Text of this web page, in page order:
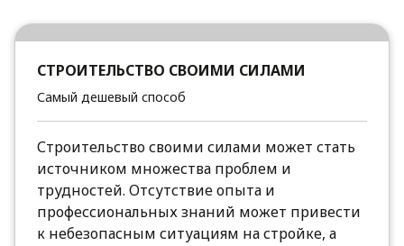
СТРОИТЕЛЬСТВО СВОИМИ СИЛАМИ
Самый дешевый способ
Строительство своими силами может стать
источником множества проблем и
трудностей. Отсутствие опыта и
профессиональных знаний может привести
к небезопасным ситуациям на стройке, а